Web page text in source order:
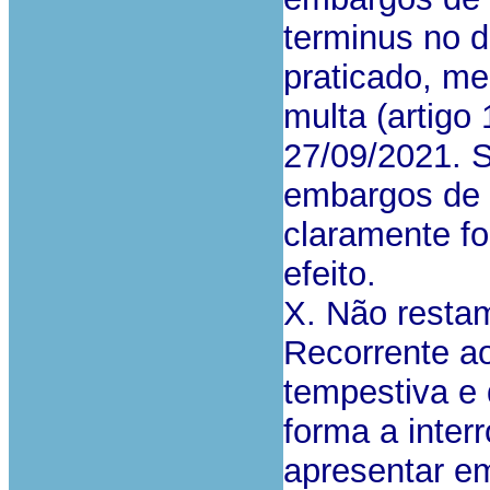
terminus no
praticado,
multa (artigo
27/09/2021.
embargos
claramente
efeito.
X. Não
Recorrente
tempestiva e
forma a
apresentar